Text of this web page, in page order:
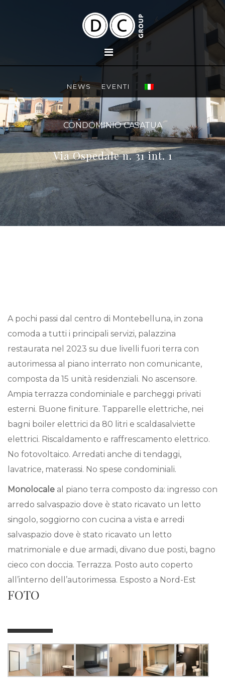
NEWS EVENTI
CONDOMINIO CASATUA
Via Ospedale n. 31 int. 1
A pochi passi dal centro di Montebelluna, in zona
comoda a tutti i principali servizi, palazzina
restaurata nel 2023 su due livelli fuori terra con
autorimessa al piano interrato non comunicante,
composta da 15 unità residenziali. No ascensore.
Ampia terrazza condominiale e parcheggi privati
esterni. Buone finiture. Tapparelle elettriche, nei
bagni boiler elettrici da 80 litri e scaldasalviette
elettrici. Riscaldamento e raffrescamento elettrico.
No fotovoltaico. Arredati anche di tendaggi,
lavatrice, materassi. No spese condominiali.
Monolocale al piano terra composto da: ingresso con
arredo salvaspazio dove è stato ricavato un letto
singolo, soggiorno con cucina a vista e arredi
salvaspazio dove è stato ricavato un letto
matrimoniale e due armadi, divano due posti, bagno
cieco con doccia. Terrazza. Posto auto coperto
all’interno dell’autorimessa. Esposto a Nord-Est
FOTO